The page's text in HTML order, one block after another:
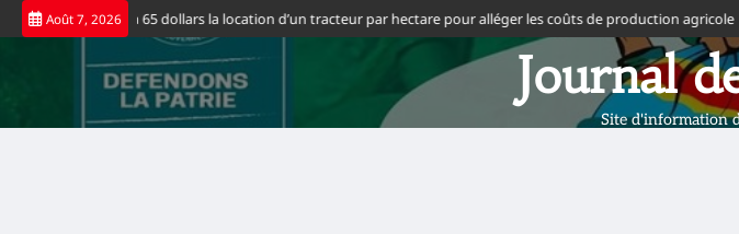
Skip
to
Août 7, 2026
fixe à 65 dollars la location d’un tracteur par hectare pour alléger les coûts de production agricole
Journal
Site d'information